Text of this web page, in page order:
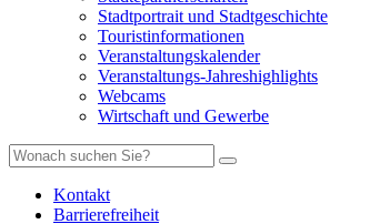
Stadtportrait und Stadtgeschichte
Touristinformationen
Veranstaltungskalender
Veranstaltungs-Jahreshighlights
Webcams
Wirtschaft und Gewerbe
Kontakt
Barrierefreiheit